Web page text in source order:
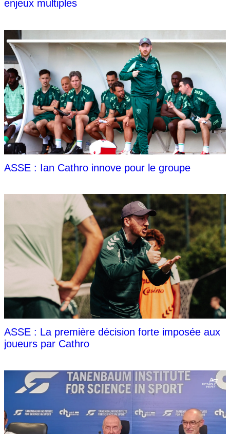
enjeux multiples
ASSE : Ian Cathro innove pour le groupe
ASSE : La première décision forte imposée aux
joueurs par Cathro